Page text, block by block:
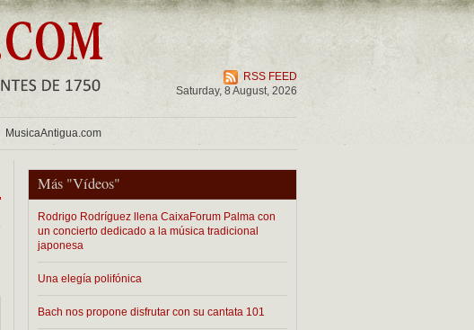
RSS FEED
Saturday, 8 August, 2026
MusicaAntigua.com
Más "Vídeos"
Rodrigo Rodríguez llena CaixaForum Palma con
un concierto dedicado a la música tradicional
japonesa
Una elegía polifónica
Bach nos propone disfrutar con su cantata 101